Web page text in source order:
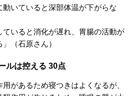
いていると深部体温が下がらな
ていると消化が遅れ、胃腸の活動が
（石原さん）
ルは控える 30点
用があるため寝つきはよくなるが、